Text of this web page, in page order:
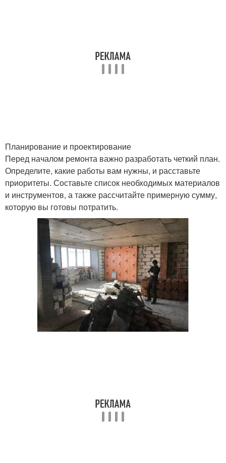
Доступные идеи Уникальный декор
Идеи для детской
комнаты
Детский декор
Декор на стену Чудесные идеи
Планирование и проектирование
Перед началом ремонта важно разработать четкий план.
Определите, какие работы вам нужны, и расставьте
приоритеты. Составьте список необходимых материалов
и инструментов, а также рассчитайте примерную сумму,
которую вы готовы потратить.